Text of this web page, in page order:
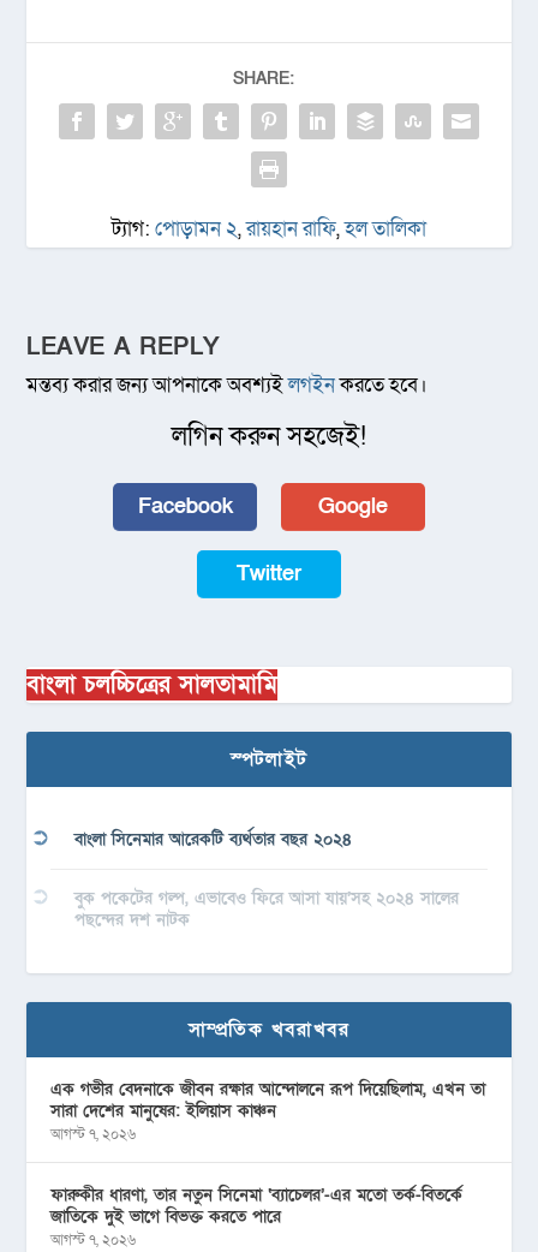
SHARE:
ট্যাগ: পোড়ামন ২,রায়হান রাফি,হল তালিকা
LEAVE A REPLY
মন্তব্য করার জন্য আপনাকে অবশ্যইলগইনকরতে হবে।
লগিন করুন সহজেই!
Facebook Google
Twitter
বাংলা চলচ্চিত্রের সালতামামি
স্পটলাইট
বাংলা সিনেমার আরেকটি ব্যর্থতার বছর ২০২৪
বুক পকেটের গল্প, এভাবেও ফিরে আসা যায়’সহ ২০২৪ সালের
পছন্দের দশ নাটক
সাম্প্রতিক খবরাখবর
এক গভীর বেদনাকে জীবন রক্ষার আন্দোলনে রূপ দিয়েছিলাম, এখন তা
সারা দেশের মানুষের: ইলিয়াস কাঞ্চন
আগস্ট ৭, ২০২৬
ফারুকীর ধারণা, তার নতুন সিনেমা ‘ব্যাচেলর’-এর মতো তর্ক-বিতর্কে
জাতিকে দুই ভাগে বিভক্ত করতে পারে
আগস্ট ৭, ২০২৬